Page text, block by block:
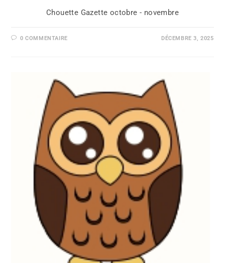
Chouette Gazette octobre - novembre
0 COMMENTAIRE DÉCEMBRE 3, 2025